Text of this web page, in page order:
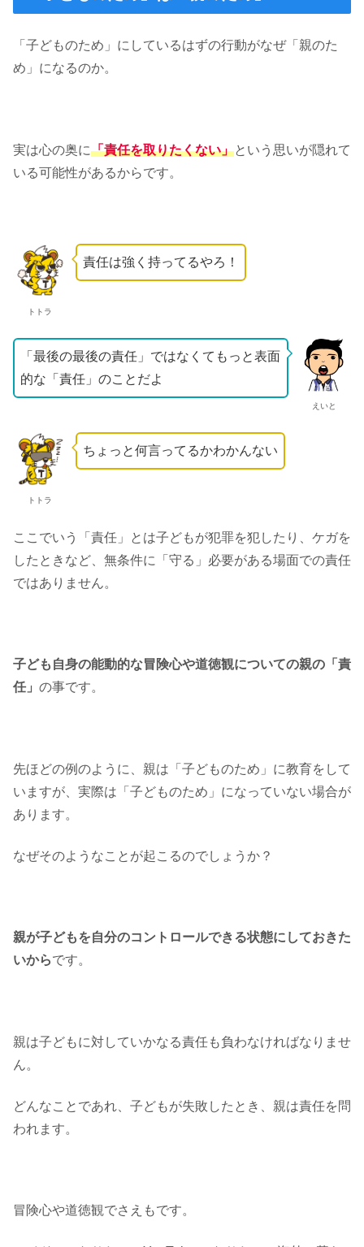
「子どものため」にしているはずの行動がなぜ「親のた
め」になるのか。
実は心の奥に「責任を取りたくない」という思いが隠れて
いる可能性があるからです。
トトラ
責任は強く持ってるやろ！
えいと
「最後の最後の責任」ではなくてもっと表面
的な「責任」のことだよ
トトラ
ちょっと何言ってるかわかんない
ここでいう「責任」とは子どもが犯罪を犯したり、ケガを
したときなど、無条件に「守る」必要がある場面での責任
ではありません。
子ども自身の能動的な冒険心や道徳観についての親の「責
任」 の事です。
先ほどの例のように、親は「子どものため」に教育をして
いますが、実際は「子どものため」になっていない場合が
あります。
なぜそのようなことが起こるのでしょうか？
親が子どもを自分のコントロールできる状態にしておきた
いからです。
親は子どもに対していかなる責任も負わなければなりませ
ん。
どんなことであれ、子どもが失敗したとき、親は責任を問
われます。
冒険心や道徳観でさえもです。